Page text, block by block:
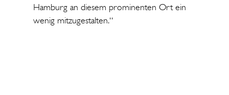
Hamburg an diesem prominenten Ort ein
wenig mitzugestalten.“